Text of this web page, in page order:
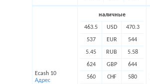
Ecash 10
Адрес
наличные
463.5 USD 470.3
537 EUR 544
5.45 RUB 5.58
624 GBP 644
560 CHF 580